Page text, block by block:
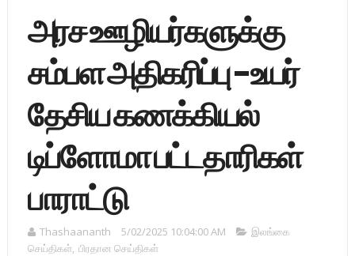
அரச ஊழியர்களுக்கு
சம்பள அதிகரிப்பு -உயர்
தேசிய கணக்கியல்
டிப்ளோமா பட்டதாரிகள்
பாராட்டு
Thashaananth 5/02/2025 10:04:00 AM
இலங்கை
செய்திகள், பிரதான செய்திகள்